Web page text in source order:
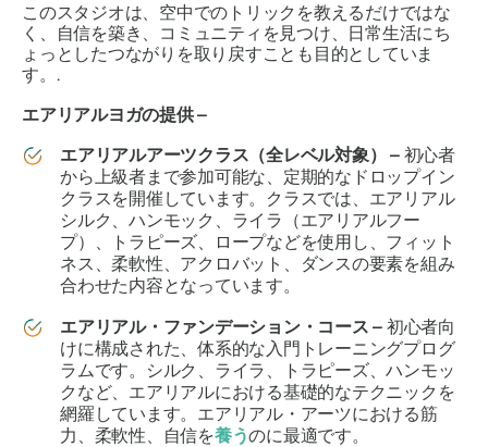
このスタジオは、空中でのトリックを教えるだけではな
く、自信を築き、コミュニティを見つけ、日常生活にち
ょっとしたつながりを取り戻すことも目的としていま
す。.
エアリアルヨガの提供 –
エアリアルアーツクラス（全レベル対象） – 初心者
から上級者まで参加可能な、定期的なドロップイン
クラスを開催しています。クラスでは、エアリアル
シルク、ハンモック、ライラ（エアリアルフー
プ）、トラピーズ、ロープなどを使用し、フィット
ネス、柔軟性、アクロバット、ダンスの要素を組み
合わせた内容となっています。
エアリアル・ファンデーション・コース – 初心者向
けに構成された、体系的な入門トレーニングプログ
ラムです。シルク、ライラ、トラピーズ、ハンモッ
クなど、エアリアルにおける基礎的なテクニックを
網羅しています。エアリアル・アーツにおける筋
力、柔軟性、自信を養うのに最適です。